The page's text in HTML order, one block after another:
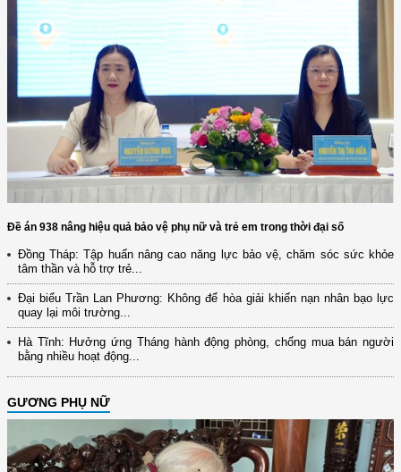
Đề án 938 nâng hiệu quả bảo vệ phụ nữ và trẻ em trong thời đại số
Đồng Tháp: Tập huấn nâng cao năng lực bảo vệ, chăm sóc sức khỏe
tâm thần và hỗ trợ trẻ...
Đại biểu Trần Lan Phương: Không để hòa giải khiến nạn nhân bạo lực
quay lại môi trường...
Hà Tĩnh: Hưởng ứng Tháng hành động phòng, chống mua bán người
bằng nhiều hoạt động...
GƯƠNG PHỤ NỮ